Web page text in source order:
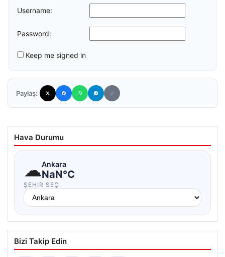
Username:
Password:
Keep me signed in
Paylaş:
Hava Durumu
☁Ankara
NaN°C
ŞEHIR SEÇ
Bizi Takip Edin